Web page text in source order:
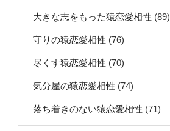
大きな志をもった猿恋愛相性 (89)
守りの猿恋愛相性 (76)
尽くす猿恋愛相性 (70)
気分屋の猿恋愛相性 (74)
落ち着きのない猿恋愛相性 (71)